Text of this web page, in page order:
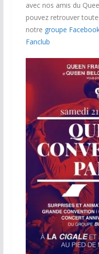
avec nos amis du
pouvez retrouver
notre groupe
Fanclub